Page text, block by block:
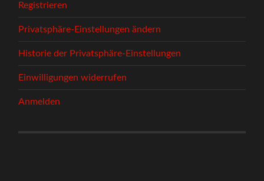
Registrieren
Privatsphäre-Einstellungen ändern
Historie der Privatsphäre-Einstellungen
Einwilligungen widerrufen
Anmelden